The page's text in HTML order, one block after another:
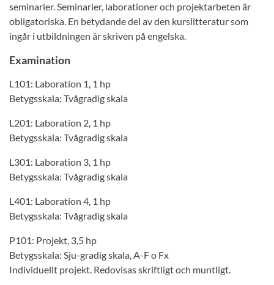
seminarier. Seminarier, laborationer och projektarbeten är
obligatoriska. En betydande del av den kurslitteratur som
ingår i utbildningen är skriven på engelska.
Examination
L101: Laboration 1, 1 hp
Betygsskala: Tvågradig skala
L201: Laboration 2, 1 hp
Betygsskala: Tvågradig skala
L301: Laboration 3, 1 hp
Betygsskala: Tvågradig skala
L401: Laboration 4, 1 hp
Betygsskala: Tvågradig skala
P101: Projekt, 3,5 hp
Betygsskala: Sju-gradig skala, A-F o Fx
Individuellt projekt. Redovisas skriftligt och muntligt.